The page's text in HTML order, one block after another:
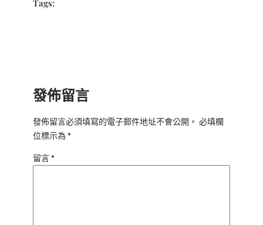
Tags:
發佈留言
發佈留言必須填寫的電子郵件地址不會公開。 必填欄
位標示為*
留言*